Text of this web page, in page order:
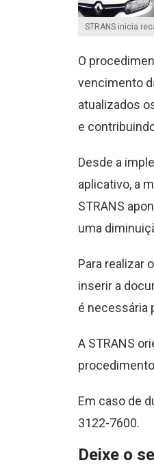
STRANS inicia
O
vencimento
atualizados
e
Desde a
aplicativo, a
STRANS
uma
Para realizar
inserir a
é necessária
A STRANS
Em caso de
3122-7600.
Deixe o